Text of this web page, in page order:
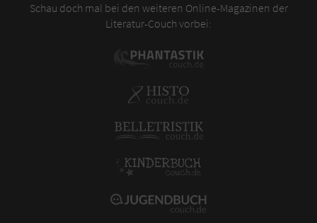
Schau doch mal bei den weiteren Online-Magazinen der
Literatur-Couch vorbei: